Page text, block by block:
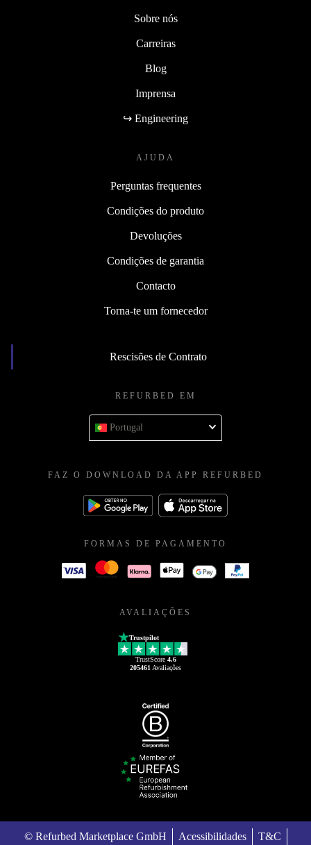
Sobre nós
Carreiras
Blog
Imprensa
↪ Engineering
AJUDA
Perguntas frequentes
Condições do produto
Devoluções
Condições de garantia
Contacto
Torna-te um fornecedor
Rescisões de Contrato
REFURBED EM
Portugal
FAZ O DOWNLOAD DA APP REFURBED
FORMAS DE PAGAMENTO
AVALIAÇÕES
Trustpilot
TrustScore 4.6
205461 Avaliações
© Refurbed Marketplace GmbH Acessibilidades T&C